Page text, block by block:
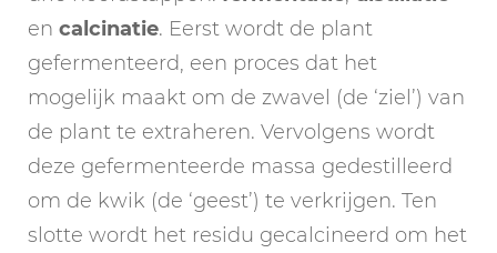
en calcinatie. Eerst wordt de plant
gefermenteerd, een proces dat het
mogelijk maakt om de zwavel (de ‘ziel’) van
de plant te extraheren. Vervolgens wordt
deze gefermenteerde massa gedestilleerd
om de kwik (de ‘geest’) te verkrijgen. Ten
slotte wordt het residu gecalcineerd om het